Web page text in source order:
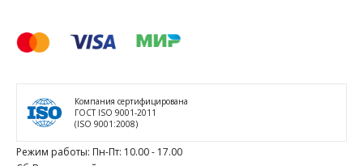
Компания сертифицирована
ГОСТ ISO 9001-2011
(ISO 9001:2008)
Режим работы: Пн-Пт: 10.00 - 17.00